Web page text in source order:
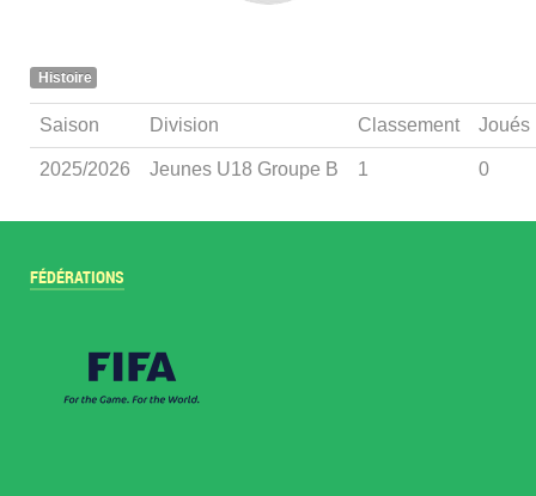
Histoire
Saison Division Classement Joués
2025/2026 Jeunes U18 Groupe B 1 0
FÉDÉRATIONS